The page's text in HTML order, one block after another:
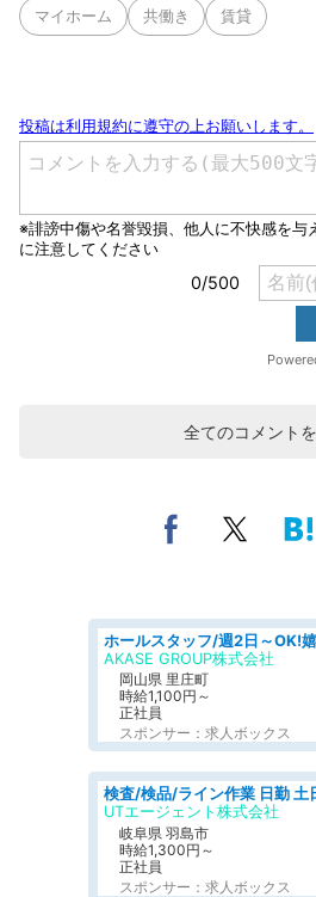
マイホーム 共働き 賃貸
全てのコメント
AKASE GROUP株式会社
岡山県 里庄町
時給1,100円～
正社員
スポンサー：求人ボックス
UTエージェント株式会社
岐阜県 羽島市
時給1,300円～
正社員
スポンサー：求人ボックス